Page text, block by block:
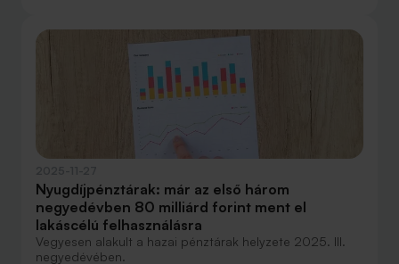
kialakításának lehetőségével. A számla néhány
kattintással, teljesen online megnyitható és kezelhető a
bank mobilalkalmazásában.
Nyugdíjpénztárak: már az első három
negyedévben 80 milliárd forint ment el
lakáscélú felhasználásra
Vegyesen alakult a hazai pénztárak helyzete 2025. III.
negyedévében.